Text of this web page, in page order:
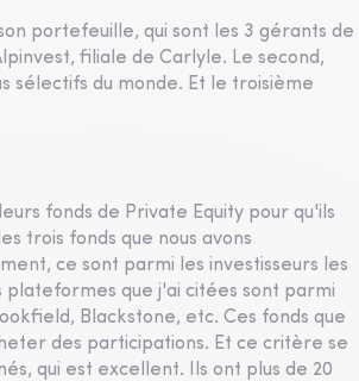
portefeuille, qui sont les 3 gérants de
filiale de Carlyle. Le second,
sélectifs du monde. Et le troisième
fonds de Private Equity pour qu'ils
trois fonds que nous avons
ce sont parmi les investisseurs les
plateformes que j'ai citées sont parmi
Blackstone, etc. Ces fonds que
des participations. Et ce critère se
qui est excellent. Ils ont plus de 20